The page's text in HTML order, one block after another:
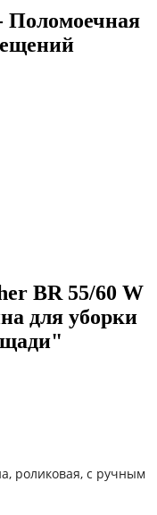
Поломоечная
BR 55/60 W
для уборки
роликовая, с ручным